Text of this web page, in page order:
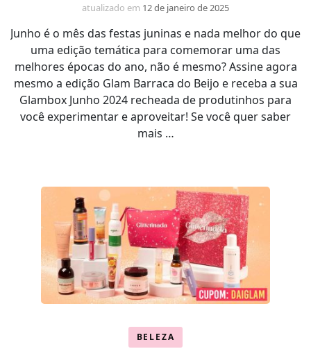
atualizado em 12 de janeiro de 2025
Junho é o mês das festas juninas e nada melhor do que
uma edição temática para comemorar uma das
melhores épocas do ano, não é mesmo? Assine agora
mesmo a edição Glam Barraca do Beijo e receba a sua
Glambox Junho 2024 recheada de produtinhos para
você experimentar e aproveitar! Se você quer saber
mais …
BELEZA